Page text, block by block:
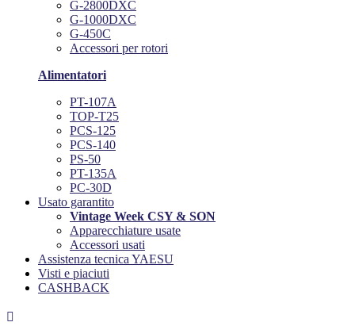
G-2800DXC
G-1000DXC
G-450C
Accessori per rotori
Alimentatori
PT-107A
TOP-T25
PCS-125
PCS-140
PS-50
PT-135A
PC-30D
Usato garantito
Vintage Week CSY & SON
Apparecchiature usate
Accessori usati
Assistenza tecnica YAESU
Visti e piaciuti
CASHBACK
